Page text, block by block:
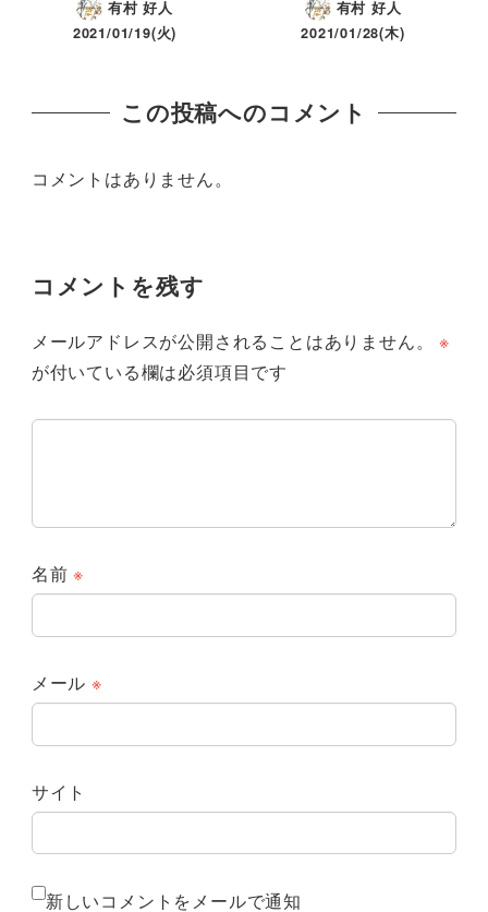
有村 好人
2021/01/19(火)
有村 好人
2021/01/28(木)
この投稿へのコメント
コメントはありません。
コメントを残す
メールアドレスが公開されることはありません。
※
が付いている欄は必須項目です
名前※
メール ※
サイト
新しいコメントをメールで通知